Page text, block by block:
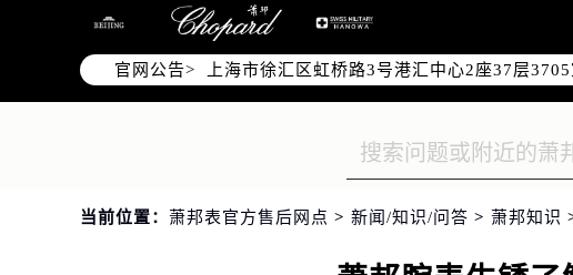
官网公告>
北京市朝阳区建国门外大街甲6号华熙国际中
天津市和平区赤峰道136号天津国际金融中心
上海市徐汇区虹桥路3号港汇中心2座37层3705
上海市黄浦区南京东路299号宏伊国际广场写
常州市新北区龙锦路1590号现代传媒中心5号
扬州市邗江区国展路29号星耀天地写字楼1号
当前位置： 萧邦表官方售后网点 > 新闻/知识/问答 > 萧邦知识